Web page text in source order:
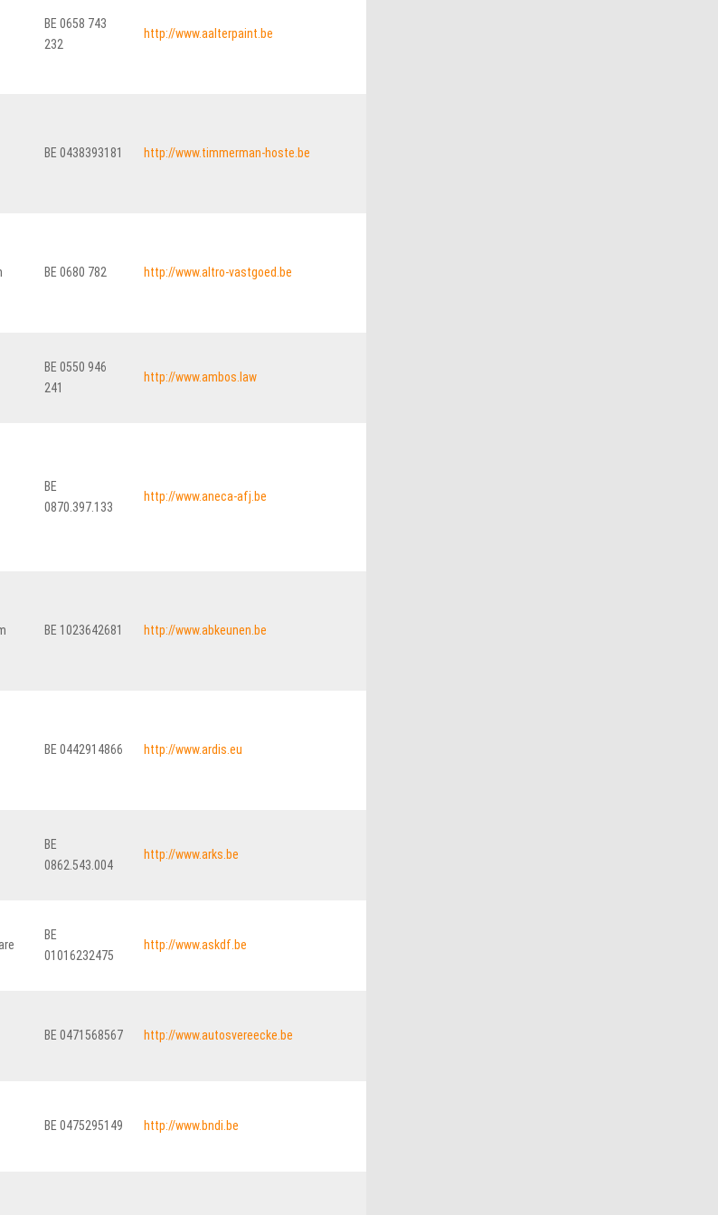
BE 0658 743
232
http://www.aalterpaint.be
BE 0438393181 http://www.timmerman-hoste.be
BE 0680 782 http://www.altro-vastgoed.be
BE 0550 946
241
http://www.ambos.law
BE
0870.397.133
http://www.aneca-afj.be
BE 1023642681 http://www.abkeunen.be
BE 0442914866 http://www.ardis.eu
BE
0862.543.004
http://www.arks.be
BE
01016232475
http://www.askdf.be
BE 0471568567 http://www.autosvereecke.be
BE 0475295149 http://www.bndi.be